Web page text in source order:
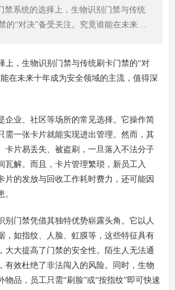
禁系统的选择上，生物识别门禁与传统
的“对决”备受关注。究竟谁能在未来十
上，生物识别门禁与传统刷卡门禁的“对
在未来十年成为安全领域的主流，值得深
企业、社区等场所的常见选择。它操作简
需一张卡片就能实现进出管理。然而，其
卡片易丢失、被盗刷，一旦落入不法分子
瓦解。而且，卡片管理繁琐，新员工入
片的发放与回收工作耗时费力，还可能因
。
别门禁凭借其独特优势崭露头角。它以人
，如指纹、人脸、虹膜等，这些特征具有
大大提高了门禁的安全性。陌生人无法通
有效杜绝了非法闯入的风险。同时，生物
物品，员工只需“刷脸”或“按指纹”即可快速